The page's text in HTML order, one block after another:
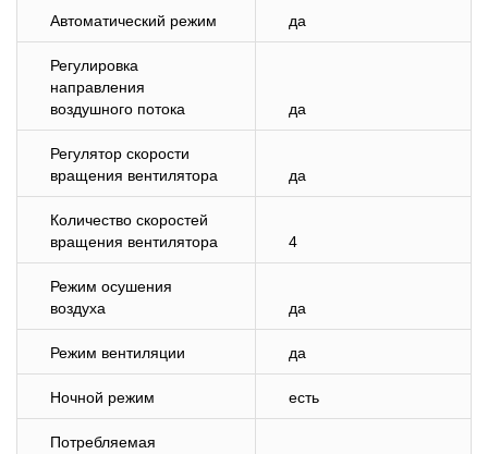
Автоматический режим да
Регулировка
направления
воздушного потока
да
Регулятор скорости
вращения вентилятора
да
Количество скоростей
вращения вентилятора
4
Режим осушения
воздуха
да
Режим вентиляции да
Ночной режим есть
Потребляемая